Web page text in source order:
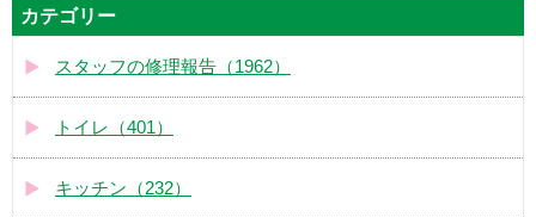
カテゴリー
スタッフの修理報告（1962）
トイレ（401）
キッチン（232）